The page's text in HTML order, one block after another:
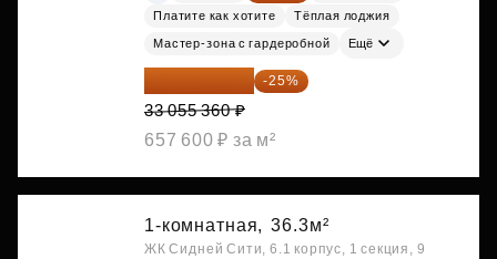
Платите как хотите
Тёплая лоджия
Мастер-зона с гардеробной Ещё
24 791 520 ₽ -25%
33 055 360 ₽
657 600 ₽ за м²
1-комнатная, 36.3м²
ЖК Сидней Сити, 6.1 корпус, 1 секция, 9